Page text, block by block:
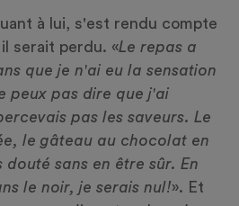
à lui, s'est rendu compte
serait perdu. «Le repas a
que je n'ai eu la sensation
peux pas dire que j'ai
pas les saveurs. Le
le gâteau au chocolat en
douté sans en être sûr. En
le noir, je serais nul!». Et